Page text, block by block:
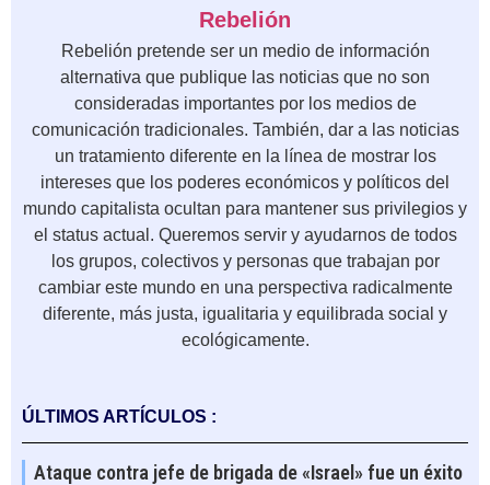
Rebelión
Rebelión pretende ser un medio de información
alternativa que publique las noticias que no son
consideradas importantes por los medios de
comunicación tradicionales. También, dar a las noticias
un tratamiento diferente en la línea de mostrar los
intereses que los poderes económicos y políticos del
mundo capitalista ocultan para mantener sus privilegios y
el status actual. Queremos servir y ayudarnos de todos
los grupos, colectivos y personas que trabajan por
cambiar este mundo en una perspectiva radicalmente
diferente, más justa, igualitaria y equilibrada social y
ecológicamente.
ÚLTIMOS ARTÍCULOS :
Ataque contra jefe de brigada de «Israel» fue un éxito